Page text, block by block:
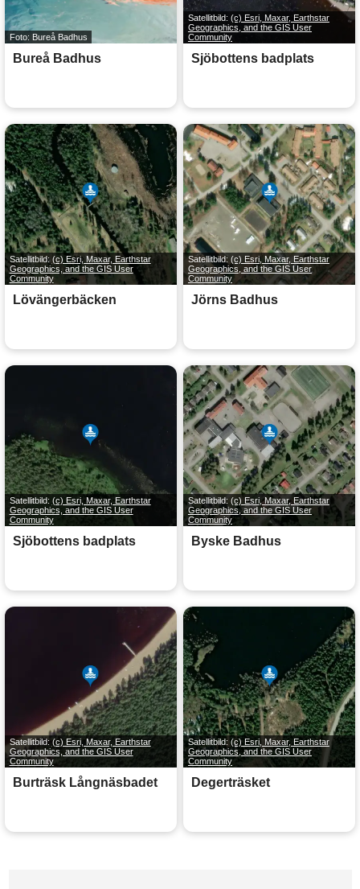
Foto: Bureå Badhus
Bureå Badhus
Satellitbild: (c) Esri, Maxar, Earthstar
Geographics, and the GIS User
Community
Sjöbottens badplats
Satellitbild: (c) Esri, Maxar, Earthstar
Geographics, and the GIS User
Community
Lövängerbäcken
Satellitbild: (c) Esri, Maxar, Earthstar
Geographics, and the GIS User
Community
Jörns Badhus
Satellitbild: (c) Esri, Maxar, Earthstar
Geographics, and the GIS User
Community
Sjöbottens badplats
Satellitbild: (c) Esri, Maxar, Earthstar
Geographics, and the GIS User
Community
Byske Badhus
Satellitbild:(c) Esri, Maxar, Earthstar
Geographics, and the GIS User
Community
Burträsk Långnäsbadet
Satellitbild: (c) Esri, Maxar, Earthstar
Geographics, and the GIS User
Community
Degerträsket